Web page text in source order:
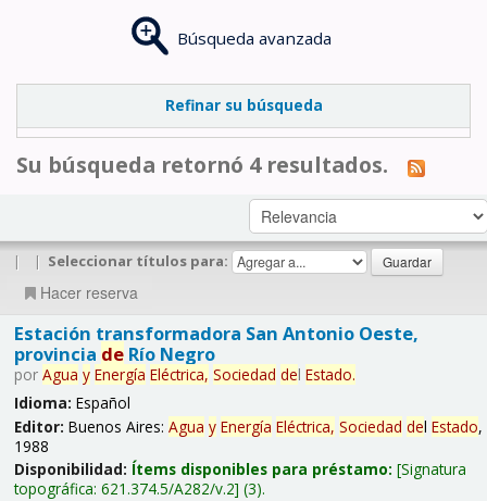
Búsqueda avanzada
Refinar su búsqueda
Su búsqueda retornó 4 resultados.
| | Seleccionar títulos para:
Hacer reserva
Estación transformadora San Antonio Oeste,
provincia deRío Negro
por Agua y Energía Eléctrica, Sociedad del Estado.
Idioma: Español
Editor: Buenos Aires: Agua y Energía Eléctrica, Sociedad del Estado,
1988
Disponibilidad: Ítems disponibles para préstamo: Signatura
topográfica: 621.374.5/A282/v.2 (3).